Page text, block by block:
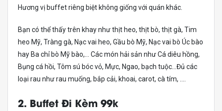
Hương vị buffet riêng biệt không giống với quán khác.
Bạn có thể thấy trên khay như thịt heo, thịt bò, thịt gà, Tim
heo Mỹ, Tràng gà, Nạc vai heo, Gầu bò Mỹ, Nạc vai bò Úc bào
hay Ba chỉ bò Mỹ bào,… Các món hải sản như Cá diêu hồng,
Bụng cá hồi, Tôm sú bóc vỏ, Mực, Ngao, bạch tuộc…Đủ các
loại rau như rau muống, bắp cải, khoai, carot, cà tím, ….
2. Buffet Đi Kèm 99k